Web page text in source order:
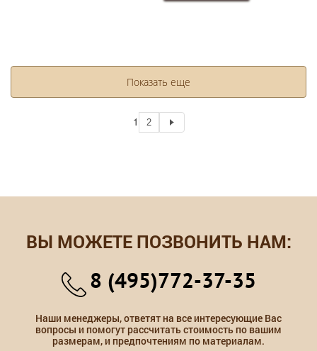
Показать еще
1 2
ВЫ МОЖЕТЕ ПОЗВОНИТЬ НАМ:
8 (495)772-37-35
Наши менеджеры, ответят на все интересующие Вас
вопросы и помогут рассчитать стоимость по вашим
размерам, и предпочтениям по материалам.